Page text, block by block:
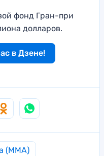
фонд Гран-при
долларов.
в Дзене!
(MMA)